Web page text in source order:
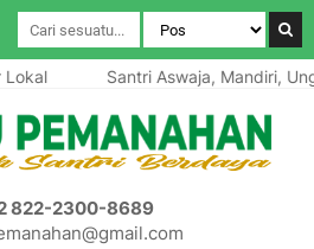
Santri Aswaja, Mandiri,
822-2300-8689